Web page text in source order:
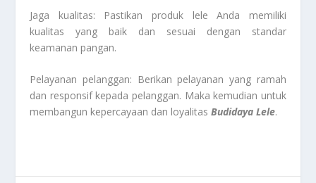
Jaga kualitas: Pastikan produk lele Anda memiliki
kualitas yang baik dan sesuai dengan standar
keamanan pangan.
Pelayanan pelanggan: Berikan pelayanan yang ramah
dan responsif kepada pelanggan. Maka kemudian untuk
membangun kepercayaan dan loyalitas Budidaya Lele.